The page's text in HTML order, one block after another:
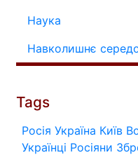
Наука
Навколишнє
Tags
Росія Україна Київ
Українці Росіяни